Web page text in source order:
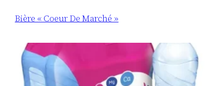
Bière « Coeur De Marché »